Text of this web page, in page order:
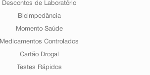
Descontos de Laboratório
Bioimpedância
Momento Saúde
Medicamentos Controlados
Cartão Drogal
Testes Rápidos